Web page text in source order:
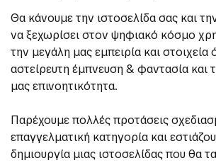
Θα κάνουμε την ιστοσελίδα σας και
να ξεχωρίσει στον ψηφιακό κόσμο
την μεγάλη μας εμπειρία και στοιχεία
αστείρευτη έμπνευση & φαντασία και
μας επινοητικότητα.
Παρέχουμε πολλές προτάσεις
επαγγελματική κατηγορία και
δημιουργία μιας ιστοσελίδας που θα